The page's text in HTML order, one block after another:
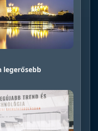
legerősebb